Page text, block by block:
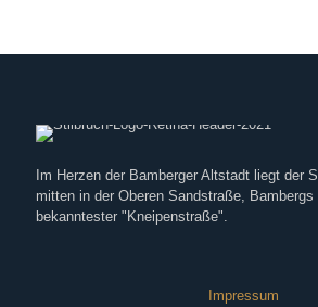
Im Herzen der Bamberger Altstadt liegt der
mitten in der Oberen Sandstraße, Bambergs
bekanntester "Kneipenstraße".
Impressum